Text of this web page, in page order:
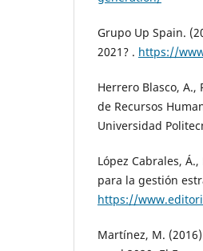
Grupo Up Spain.
2021? . https://
Herrero Blasco, A.,
de Recursos
Universidad
López Cabrales,
para la gestión
https://
Martínez, M.